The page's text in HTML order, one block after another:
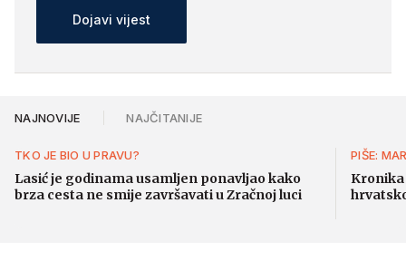
Dojavi vijest
NAJNOVIJE NAJČITANIJE
TKO JE BIO U PRAVU?
Lasić je godinama usamljen ponavljao kako
brza cesta ne smije završavati u Zračnoj luci
PIŠE: